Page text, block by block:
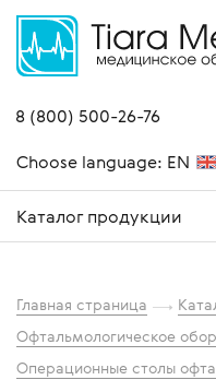
8 (800) 500-26-76
Choose language: EN
Каталог продукции
Главная страница
Офтальмологическое
Операционные столы